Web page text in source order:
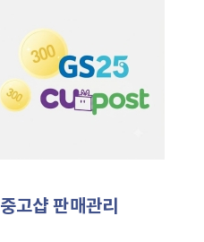
중고샵 판매관리